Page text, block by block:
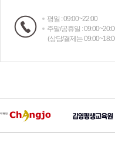
평일 : 09:00~22:00
주말/공휴일 :
(상담/결제는